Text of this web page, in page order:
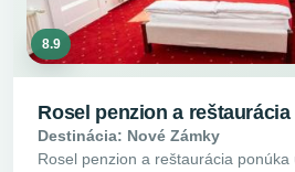
8.9
Rosel penzion a reštaurácia
Destinácia: Nové Zámky
Rosel penzion a reštaurácia